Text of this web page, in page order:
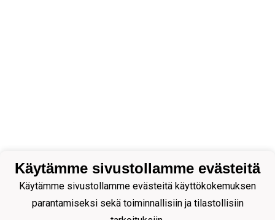
Käytämme sivustollamme evästeitä
Käytämme sivustollamme evästeitä käyttökokemuksen
parantamiseksi sekä toiminnallisiin ja tilastollisiin